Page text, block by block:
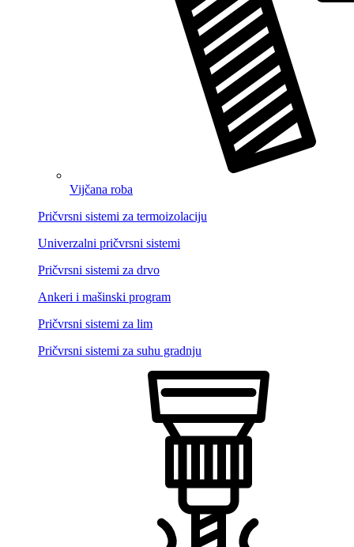
Vijčana roba
Pričvrsni sistemi za termoizolaciju
Univerzalni pričvrsni sistemi
Pričvrsni sistemi za drvo
Ankeri i mašinski program
Pričvrsni sistemi za lim
Pričvrsni sistemi za suhu gradnju